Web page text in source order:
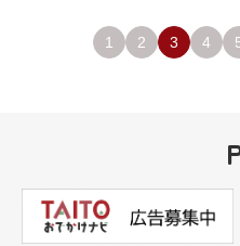
1 2 3 4